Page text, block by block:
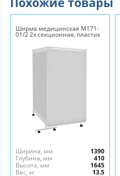
Ширма медицинская М171-
01/2 2х секционная, пластик
Ширина, мм
1390
Глубина, мм
410
Высота, мм
1645
Вес, кг
13.5